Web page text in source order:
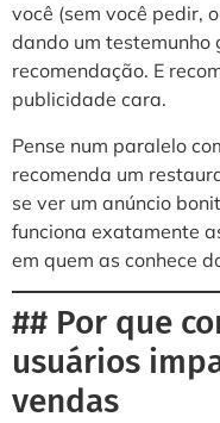
você (sem você pedir,
dando um testemunho
recomendação. E
publicidade cara.
Pense num paralelo
recomenda um
se ver um anúncio
funciona exatamente
em quem as conhece
## Por que
usuários
vendas